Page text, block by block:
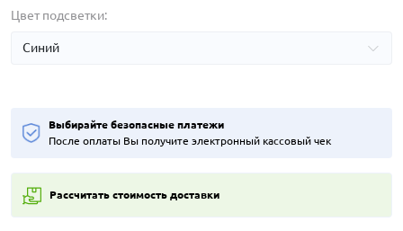
Цвет подсветки:
Выбирайте безопасные платежи
После оплаты Вы получите электронный кассовый чек
Рассчитать стоимость доставки